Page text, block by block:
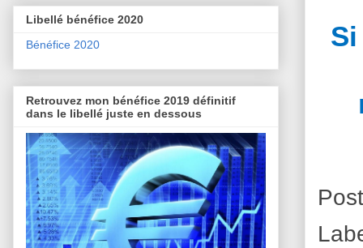
Libellé bénéfice 2020
Bénéfice 2020
Retrouvez mon bénéfice 2019 définitif
dans le libellé juste en dessous